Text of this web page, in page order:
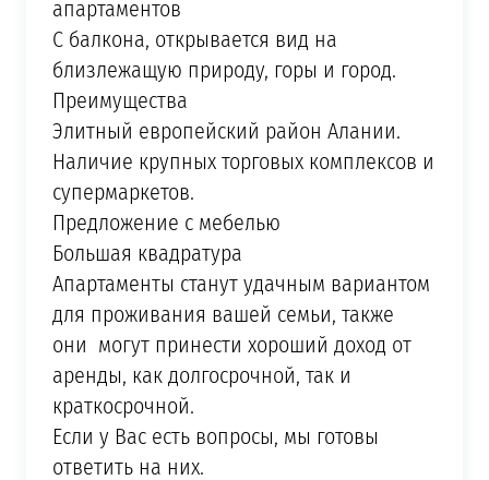
апартаментов
С балкона, открывается вид на
близлежащую природу, горы и город.
Преимущества
Элитный европейский район Алании.
Наличие крупных торговых комплексов и
супермаркетов.
Предложение с мебелью
Большая квадратура
Апартаменты станут удачным вариантом
для проживания вашей семьи, также
они могут принести хороший доход от
аренды, как долгосрочной, так и
краткосрочной.
Если у Вас есть вопросы, мы готовы
ответить на них.